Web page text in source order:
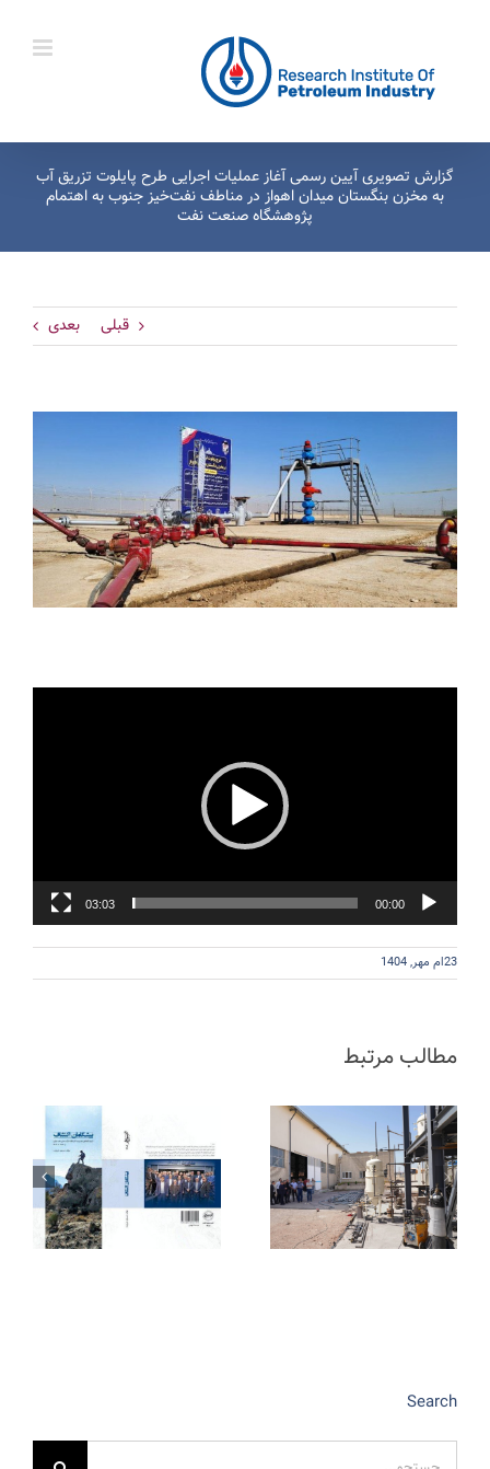
گزارش تصویری آیین رسمی آغاز عملیات اجرایی طرح پایلوت تزریق آب
به مخزن بنگستان میدان اهواز در مناطف نفت‌خیز جنوب به اهتمام
پژوهشگاه صنعت نفت
قبلی بعدی
00:00
03:03
23ام مهر, 1404
مطالب مرتبط
Search